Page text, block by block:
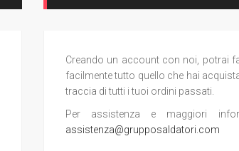
Creando un account con noi, potrai
facilmente tutto quello che hai
traccia di tutti i tuoi ordini passati.
Per assistenza e maggiori
assistenza@grupposaldatori.com